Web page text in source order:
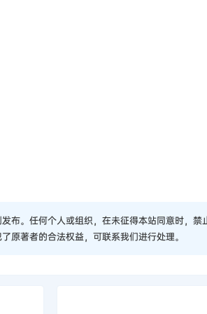
布。任何个人或组织，在未征得本站同意时，
原著者的合法权益，可联系我们进行处理。